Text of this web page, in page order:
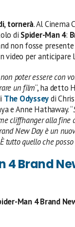
tornerà. Al Cinema
di Spider-Man 4:
non fosse
video per anticipare
poter essere con
un film“, ha detto
The Odysseydi
e Anne Hathaway. “
cliffhanger alla fine
New Day è un
tutto quello che posso
4 Brand
Man 4 Brand